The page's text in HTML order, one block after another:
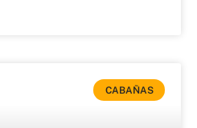
CABAÑAS